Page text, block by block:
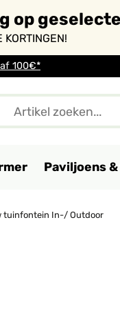
op
100€*
Paviljoens
tuinfontein In-/ Outdoor